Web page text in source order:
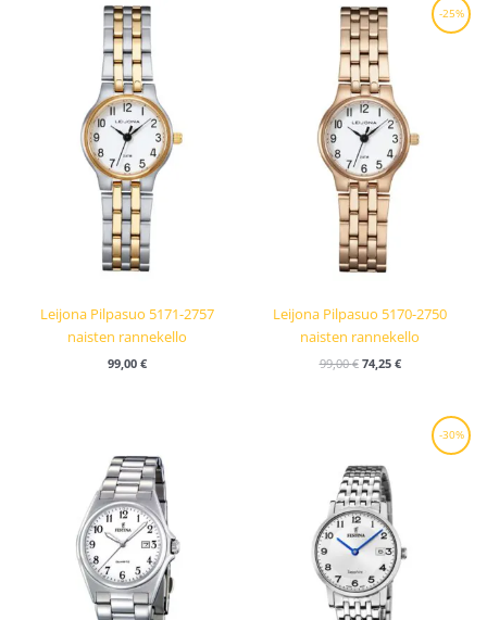
Leijona Pilpasuo 5171-2757
naisten rannekello
99,00 €
-25%
Leijona Pilpasuo 5170-2750
naisten rannekello
99,00€
Alkuperäinen
hinta
oli:
99,00 €.
74,25 €
Nykyinen
-30%
Alkuperäinen
169,00 €.
Nykyinen
hinta